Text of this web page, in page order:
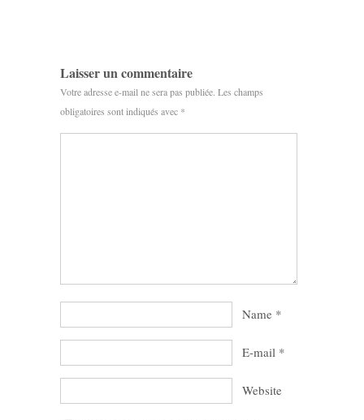
Laisser un commentaire
Votre adresse e-mail ne sera pas publiée. Les champs
obligatoires sont indiqués avec *
Name *
E-mail *
Website